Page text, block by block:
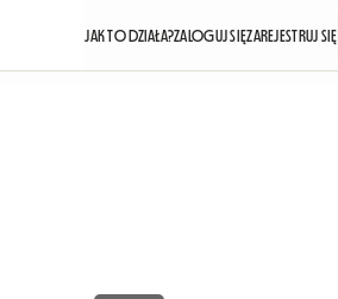
JAK TO DZIAŁA?ZALOGUJ SIĘZAREJESTRUJ SIĘ